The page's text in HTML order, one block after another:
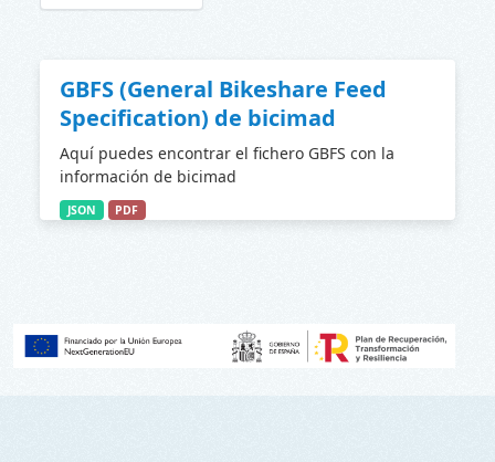
GBFS (General Bikeshare Feed
Specification) de bicimad
Aquí puedes encontrar el fichero GBFS con la
información de bicimad
JSON PDF